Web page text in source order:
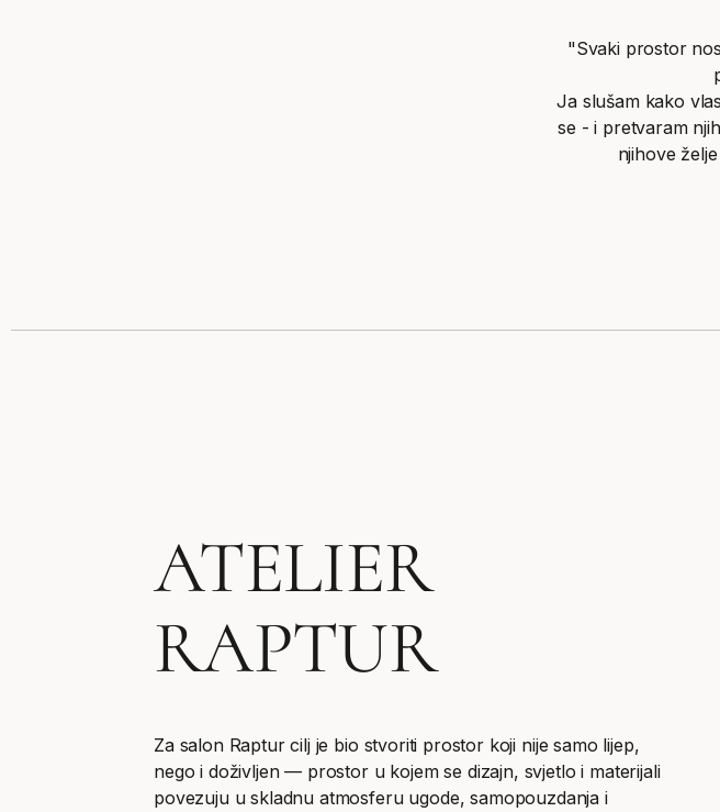
"Svaki prostor
Ja slušam kako
se - i pretvaram
njihove
ATELIER
RAPTUR
Za salon Raptur cilj je bio stvoriti prostor koji nije samo lijep,
nego i doživljen — prostor u kojem se dizajn, svjetlo i materijali
povezuju u skladnu atmosferu ugode, samopouzdanja i